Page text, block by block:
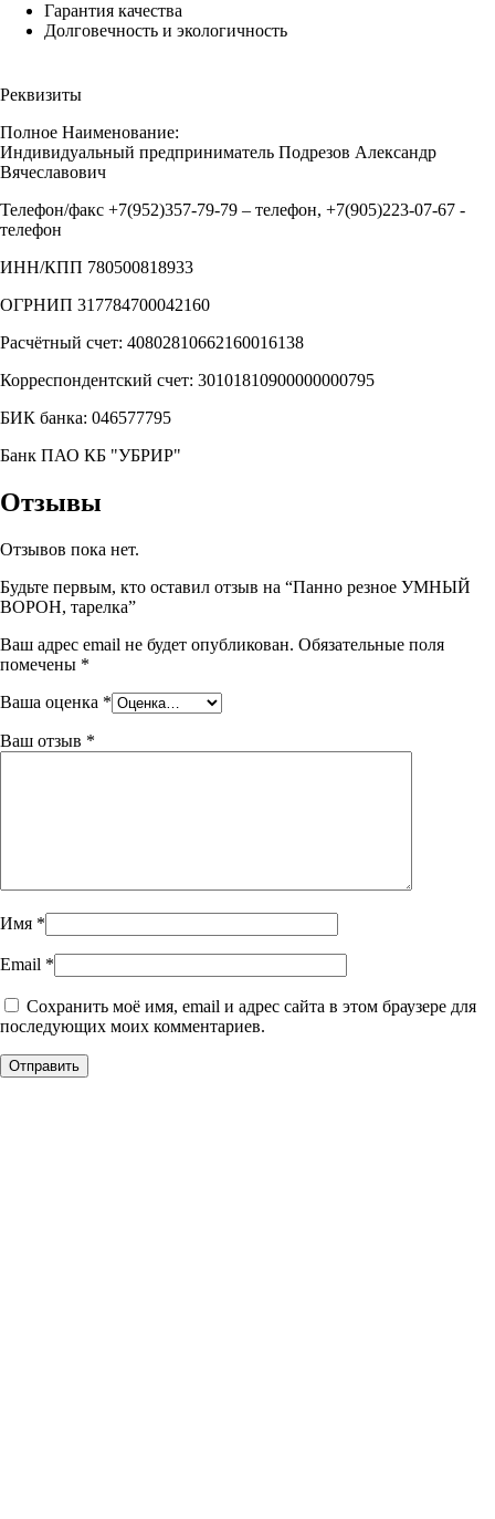
Гарантия качества
Долговечность и экологичность
Реквизиты
Полное Наименование:
Индивидуальный предприниматель Подрезов Александр
Вячеславович
Телефон/факс +7(952)357-79-79 – телефон, +7(905)223-07-67 -
телефон
ИНН/КПП 780500818933
ОГРНИП 317784700042160
Расчётный счет: 40802810662160016138
Корреспондентский счет: 30101810900000000795
БИК банка: 046577795
Банк ПАО КБ "УБРИР"
Отзывы
Отзывов пока нет.
Будьте первым, кто оставил отзыв на “Панно резное УМНЫЙ
ВОРОН, тарелка”
Ваш адрес email не будет опубликован. Обязательные поля
помечены *
Ваша оценка *
Ваш отзыв *
Имя *
Email *
Сохранить моё имя, email и адрес сайта в этом браузере для
последующих моих комментариев.